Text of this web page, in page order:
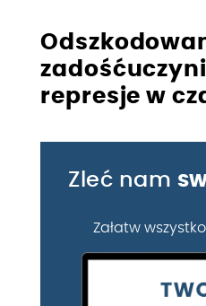
represje w
Zleć nam
Załatw